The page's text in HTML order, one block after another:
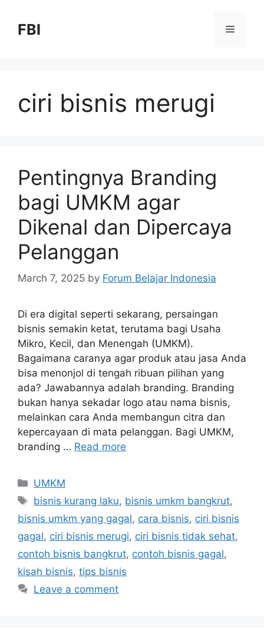
FBI
ciri bisnis merugi
Pentingnya Branding
bagi UMKM agar
Dikenal dan Dipercaya
Pelanggan
March 7, 2025 by Forum Belajar Indonesia
Di era digital seperti sekarang, persaingan
bisnis semakin ketat, terutama bagi Usaha
Mikro, Kecil, dan Menengah (UMKM).
Bagaimana caranya agar produk atau jasa Anda
bisa menonjol di tengah ribuan pilihan yang
ada? Jawabannya adalah branding. Branding
bukan hanya sekadar logo atau nama bisnis,
melainkan cara Anda membangun citra dan
kepercayaan di mata pelanggan. Bagi UMKM,
branding … Read more
UMKM
bisnis kurang laku, bisnis umkm bangkrut,
bisnis umkm yang gagal, cara bisnis, ciri bisnis
gagal, ciri bisnis merugi, ciri bisnis tidak sehat,
contoh bisnis bangkrut, contoh bisnis gagal,
kisah bisnis, tips bisnis
Leave a comment